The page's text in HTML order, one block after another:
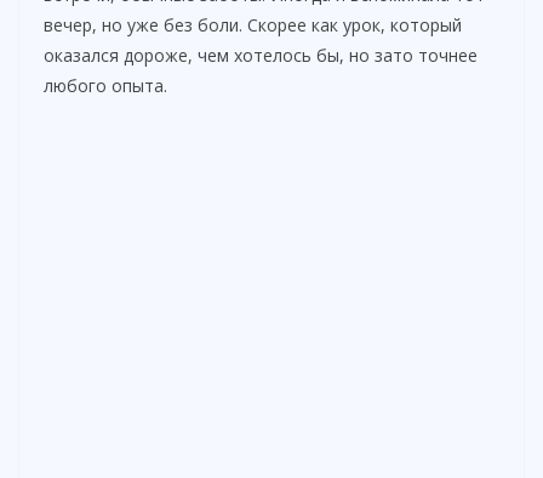
вечер, но уже без боли. Скорее как урок, который
оказался дороже, чем хотелось бы, но зато точнее
любого опыта.